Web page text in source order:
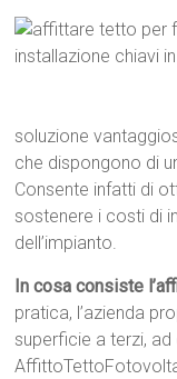
soluzione
che dispongono di
Consente infatti di
sostenere i costi di
dell’impianto.
In cosa consiste
pratica, l’azienda
superficie a terzi,